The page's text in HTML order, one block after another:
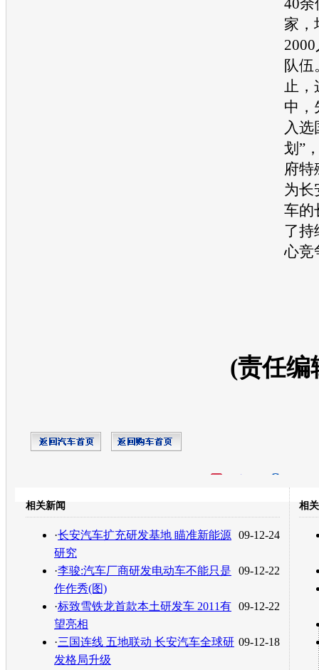
40余
家，
队
止，
中，
入选
划”
府特
为长
车的
了持
心竞
(责任编
转发至：
相关新闻
09-12-24
·长安汽车扩充研发基地 瞄准新能源
研究
09-12-22
·李骏:汽车厂商研发电动车不能只是
作作秀(图)
09-12-22
·标致雪铁龙首款本土研发车 2011有
望亮相
09-12-18
·三国连线 五地联动 长安汽车全球研
发格局升级
相